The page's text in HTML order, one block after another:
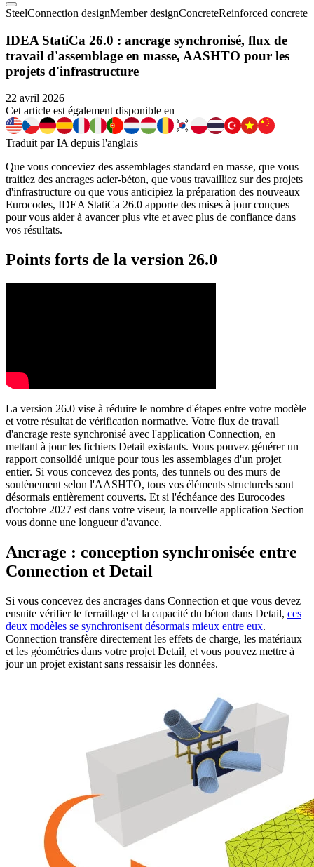
SteelConnection designMember designConcreteReinforced concrete
IDEA StatiCa 26.0 : ancrage synchronisé, flux de
travail d'assemblage en masse, AASHTO pour les
projets d'infrastructure
22 avril 2026
Cet article est également disponible en
Traduit par IA depuis l'anglais
Que vous conceviez des assemblages standard en masse, que vous
traitiez des ancrages acier-béton, que vous travailliez sur des projets
d'infrastructure ou que vous anticipiez la préparation des nouveaux
Eurocodes, IDEA StatiCa 26.0 apporte des mises à jour conçues
pour vous aider à avancer plus vite et avec plus de confiance dans
vos résultats.
Points forts de la version 26.0
La version 26.0 vise à réduire le nombre d'étapes entre votre modèle
et votre résultat de vérification normative. Votre flux de travail
d'ancrage reste synchronisé avec l'application Connection, en
mettant à jour les fichiers Detail existants. Vous pouvez générer un
rapport consolidé unique pour tous les assemblages d'un projet
entier. Si vous concevez des ponts, des tunnels ou des murs de
soutènement selon l'AASHTO, tous vos éléments structurels sont
désormais entièrement couverts. Et si l'échéance des Eurocodes
d'octobre 2027 est dans votre viseur, la nouvelle application Section
vous donne une longueur d'avance.
Ancrage : conception synchronisée entre
Connection et Detail
Si vous concevez des ancrages dans Connection et que vous devez
ensuite vérifier le ferraillage et la capacité du béton dans Detail, ces
deux modèles se synchronisent désormais mieux entre eux.
Connection transfère directement les effets de charge, les matériaux
et les géométries dans votre projet Detail, et vous pouvez mettre à
jour un projet existant sans ressaisir les données.